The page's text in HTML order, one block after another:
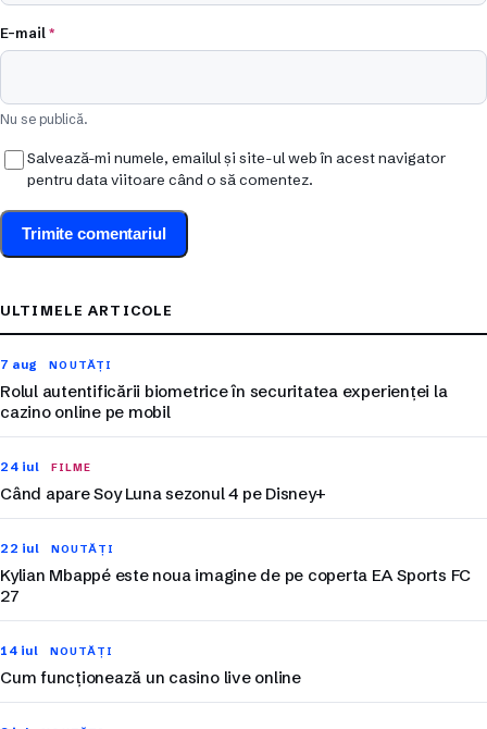
E-mail*
Nu se publică.
Salvează-mi numele, emailul și site-ul web în acest navigator
pentru data viitoare când o să comentez.
ULTIMELE ARTICOLE
7 aug NOUTĂȚI
Rolul autentificării biometrice în securitatea experienței la
cazino online pe mobil
24 iul FILME
Când apare Soy Luna sezonul 4 pe Disney+
22 iul NOUTĂȚI
Kylian Mbappé este noua imagine de pe coperta EA Sports FC
27
14 iul NOUTĂȚI
Cum funcționează un casino live online